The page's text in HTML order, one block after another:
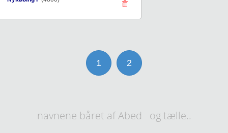
1 2
navnene båret af Abed og tælle..